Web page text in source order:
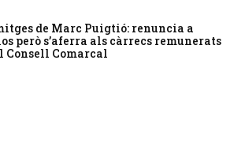
de Marc Puigtió: renuncia a
però s’aferra als càrrecs remunerats
Consell Comarcal